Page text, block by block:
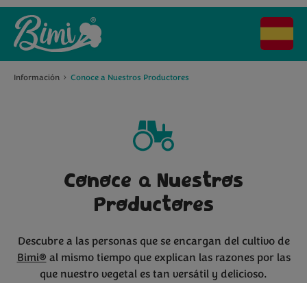
Información Conoce a Nuestros Productores
Conoce a Nuestros
Productores
Descubre a las personas que se encargan del cultivo de
Bimi® al mismo tiempo que explican las razones por las
que nuestro vegetal es tan versátil y delicioso.